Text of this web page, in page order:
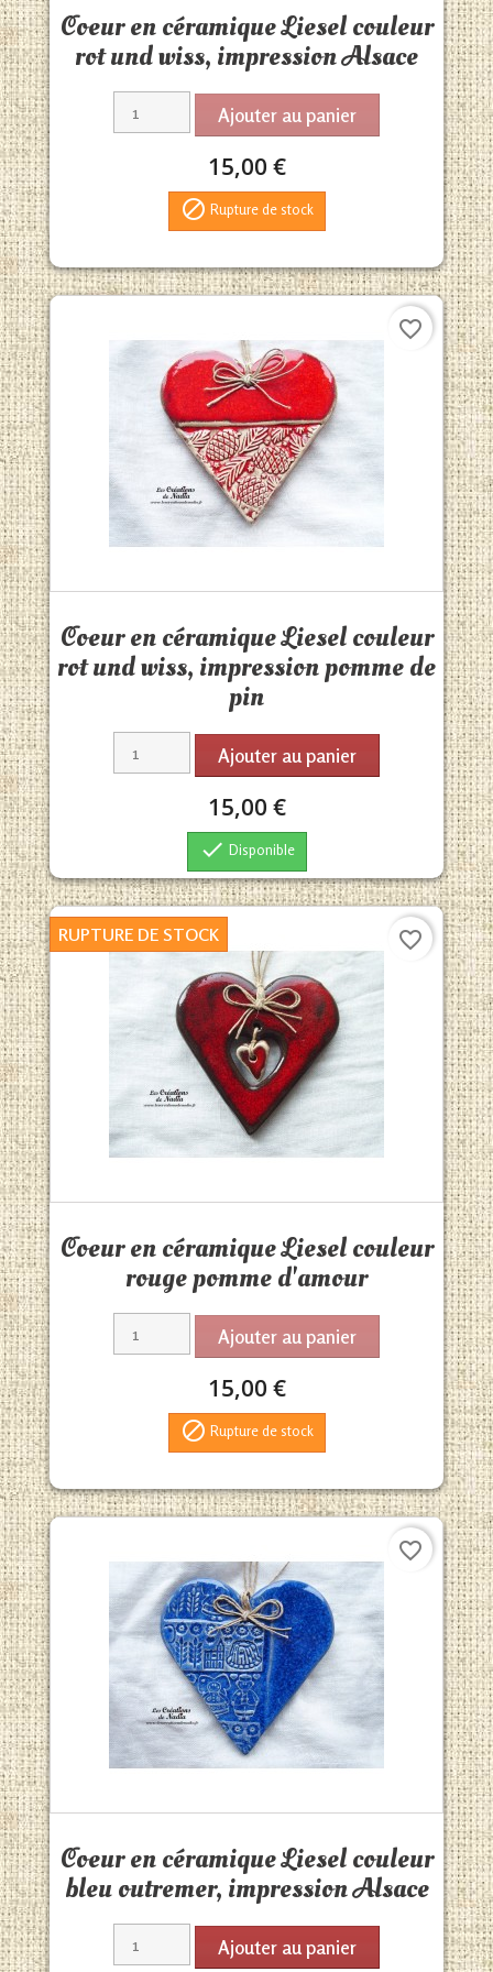
Coeur en céramique Liesel couleur
rot und wiss, impression Alsace
Ajouter au panier
15,00 €
 Rupture de stock
Coeur en céramique Liesel couleur
rot und wiss, impression pomme de
pin
Ajouter au panier
15,00 €
 Disponible
favorite_border
Coeur en céramique Liesel couleur
rouge pomme d'amour
Ajouter au panier
15,00 €
 Rupture de stock
RUPTURE DE STOCK favorite_border
Coeur en céramique Liesel couleur
bleu outremer, impression Alsace
Ajouter au panier
favorite_border